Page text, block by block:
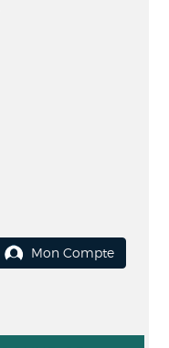
Mon Compte